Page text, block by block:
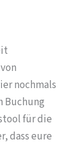
nochmals
Buchung
für die
dass eure